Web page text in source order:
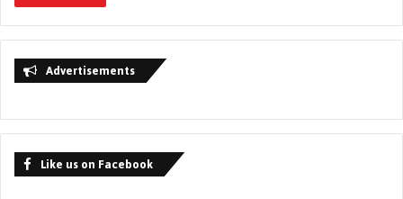
Advertisements
Like us on Facebook